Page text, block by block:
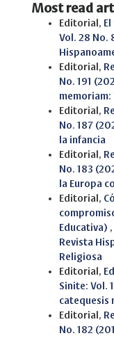
Most read
Editorial,
Vol. 28 No.
Editorial,
No. 191
memoriam:
Editorial,
No. 187
la infancia
Editorial,
No. 183
la Europa
Editorial,
Educativa) ,
Revista
Religiosa
Editorial,
Sinite: Vol.
catequesis
Editorial,
No. 182